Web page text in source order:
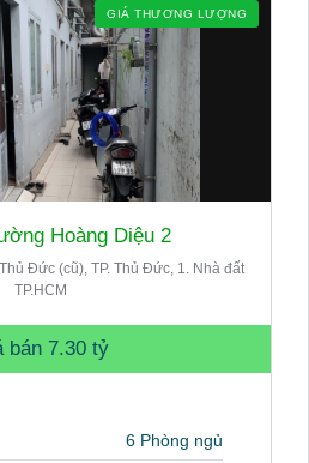
GIÁ THƯƠNG LƯỢNG
Hoàng Diệu 2
Đức (cũ), TP. Thủ Đức, 1. Nhà đất
TP.HCM
bán 7.30 tỷ
6 Phòng ngủ